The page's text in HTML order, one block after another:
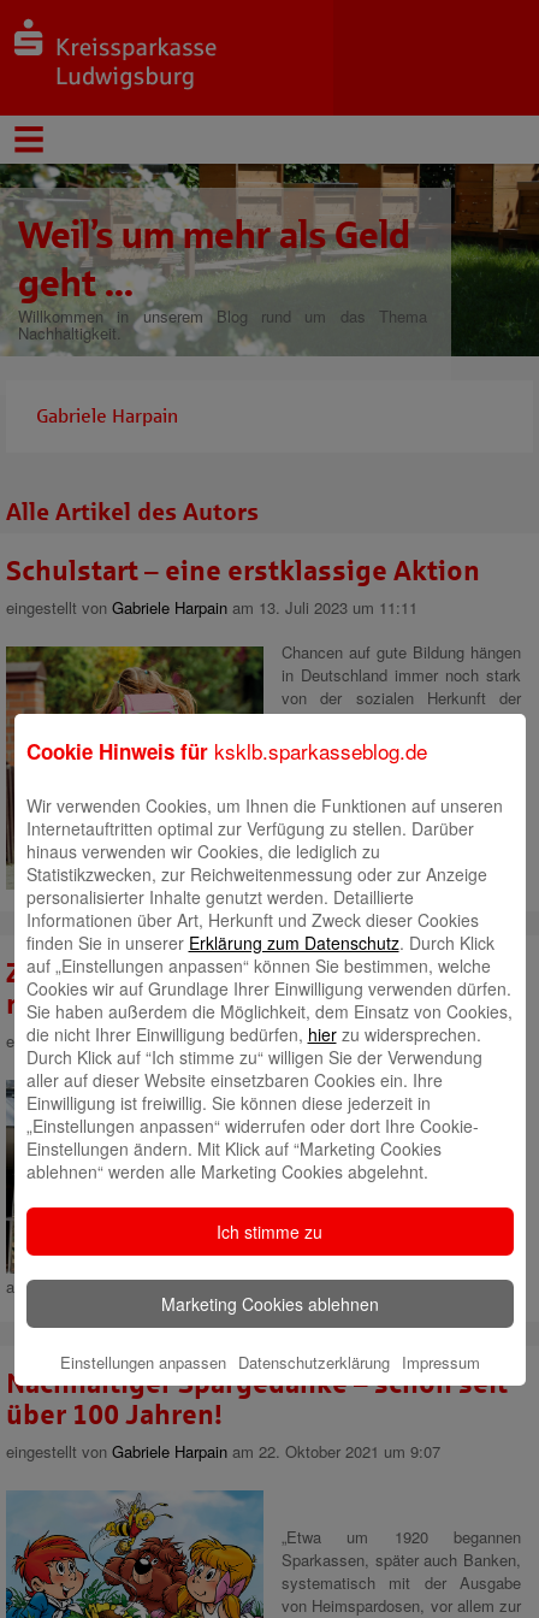
Weil’s um mehr als Geld
geht ...
Willkommen in unserem Blog rund um das Thema
Nachhaltigkeit.
Gabriele Harpain
Alle Artikel des Autors
Schulstart – eine erstklassige Aktion
eingestellt von Gabriele Harpain am 13. Juli 2023 um 11:11
Chancen auf gute Bildung hängen
in Deutschland immer noch stark
von der sozialen Herkunft der
Familie ab. Oft beginnt dies
bereits mit der Einschulung der
Erstklässler.
Für finanziell schwach
aufgestellte Familien sind die
Kosten für die erste Ausstattung
an Schulmaterialien Mehr lesen
ZUKUNFTSRAUM Ludwigsburg – eine
nachhaltige Idee!
eingestellt vonGabriele Harpain am 12. April 2022 um 9:52
Die Kreissparkasse Ludwigsburg
und die Stadtwerke Ludwigsburg-
Kornwestheim geben der Zukunft
Raum! Am 26. März 2022 war es
der Buchhandlung Aigner in
Ludwigsburg wurde der
ZUKUNFTSRAUM – ein Laden
auf Zeit –mit einer großen Opening-Aktion eröffnet!Mehr lesen
Nachhaltiger Spargedanke – schon seit
über 100 Jahren!
eingestellt von Gabriele Harpain am 22. Oktober 2021 um 9:07
„Etwa um 1920 begannen
Sparkassen, später auch Banken,
systematisch mit der Ausgabe
von Heimspardosen, vor allem zur
Cookie Hinweis für ksklb.sparkasseblog.de
Wir verwenden Cookies, um Ihnen die Funktionen auf unseren
Internetauftritten optimal zur Verfügung zu stellen. Darüber
hinaus verwenden wir Cookies, die lediglich zu
Statistikzwecken, zur Reichweitenmessung oder zur Anzeige
personalisierter Inhalte genutzt werden. Detaillierte
Informationen über Art, Herkunft und Zweck dieser Cookies
finden Sie in unserer Erklärung zum Datenschutz. Durch Klick
auf „Einstellungen anpassen“ können Sie bestimmen, welche
Cookies wir auf Grundlage Ihrer Einwilligung verwenden dürfen.
Sie haben außerdem die Möglichkeit, dem Einsatz von Cookies,
die nicht Ihrer Einwilligung bedürfen, hierzu widersprechen.
Durch Klick auf “Ich stimme zu“ willigen Sie der Verwendung
aller auf dieser Website einsetzbaren Cookies ein. Ihre
Einwilligung ist freiwillig. Sie können diese jederzeit in
„Einstellungen anpassen“ widerrufen oder dort Ihre Cookie-
Einstellungen ändern. Mit Klick auf “Marketing Cookies
ablehnen“ werden alle Marketing Cookies abgelehnt.
Ich stimme zu
Marketing Cookies ablehnen
Einstellungen anpassen Datenschutzerklärung Impressum